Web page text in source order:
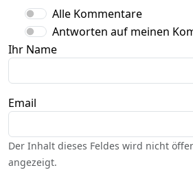
Alle Kommentare
Antworten auf meinen
Ihr Name
Email
Der Inhalt dieses Feldes wird nicht
angezeigt.